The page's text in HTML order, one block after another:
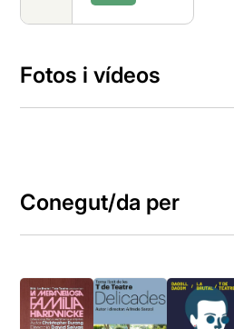
Fotos i vídeos
Conegut/da per